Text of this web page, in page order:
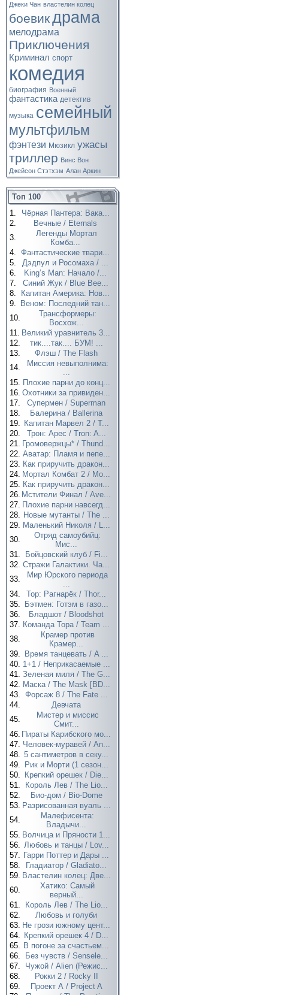
Джеки Чан властелин колец
боевикдрама
мелодрама
Приключения
Криминал спорт
комедия
биография Военный
фантастика детектив
музыка семейный
мультфильм
фэнтези Мюзикл ужасы
триллер Винс Вон
Джейсон Стэтхэм Алан Аркин
Топ 100
1.
Чёрная Пантера: Вака...
2.
Вечные / Eternals
3.
Легенды Мортал
Комба...
4. Фантастические твари...
5.
Дэдпул и Росомаха / ...
6.
King’s Man: Начало /...
7.
Синий Жук / Blue Bee...
8.
Капитан Америка: Нов...
9.
Веном: Последний тан...
10.
Трансформеры:
Восхож...
11. Великий уравнитель 3...
12.
тик....так.... БУМ! ...
13.
Флэш / The Flash
14.
Миссия невыполнима:
...
15. Плохие парни до конц...
16. Охотники за привиден...
17.
Супермен / Superman
18.
Балерина / Ballerina
19. Капитан Марвел 2 / T...
20.
Трон: Арес / Tron: A...
21. Громовержцы* / Thund...
22. Аватар: Пламя и пепе...
23. Как приручить дракон...
24. Мортал Комбат 2 / Mo...
25. Как приручить дракон...
26. Мстители Финал / Ave...
27. Плохие парни навсегд...
28. Новые мутанты / The ...
29. Маленький Николя / L...
30.
Отряд самоубийц:
Мис...
31.
Бойцовский клуб / Fi...
32. Стражи Галактики. Ча...
33.
Мир Юрского периода
...
34.
Тор: Рагнарёк / Thor...
35.
Бэтмен: Готэм в газо...
36.
Бладшот / Bloodshot
37. Команда Тора / Team ...
38.
Крамер против
Крамер...
39.
Время танцевать / A ...
40. 1+1 / Неприкасаемые ...
41. Зеленая миля / The G...
42. Маска / The Mask [BD...
43. Форсаж 8 / The Fate ...
44.
Девчата
45.
Мистер и миссис
Смит...
46. Пираты Карибского мо...
47. Человек-муравей / An...
48. 5 сантиметров в секу...
49.
Рик и Морти (1 сезон...
50.
Крепкий орешек / Die...
51.
Король Лев / The Lio...
52.
Био-дом / Bio-Dome
53. Разрисованная вуаль ...
54.
Малефисента:
Владычи...
55. Волчица и Пряности 1...
56. Любовь и танцы / Lov...
57. Гарри Поттер и Дары ...
58.
Гладиатор / Gladiato...
59. Властелин колец: Две...
60.
Хатико: Самый
верный...
61.
Король Лев / The Lio...
62.
Любовь и голуби
63. Не грози южному цент...
64. Крепкий орешек 4 / D...
65. В погоне за счастьем...
66.
Без чувств / Sensele...
67.
Чужой / Alien (Режис...
68.
Рокки 2 / Rocky II
69.
Проект А / Project A